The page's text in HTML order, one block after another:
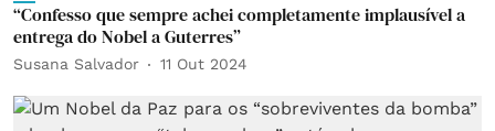
“Confesso que sempre achei completamente implausível a
entrega do Nobel a Guterres”
Susana Salvador 11 Out 2024